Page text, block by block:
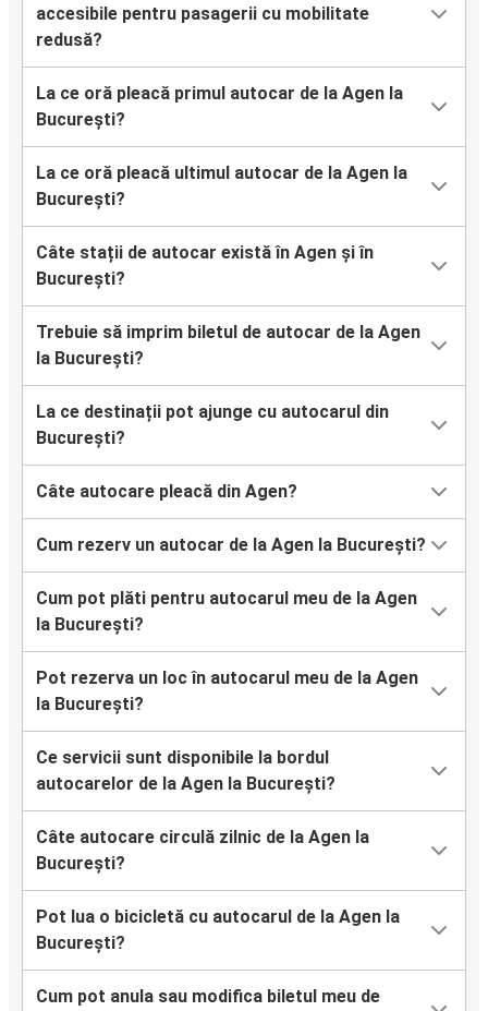
accesibile pentru pasagerii cu mobilitate
redusă?
La ce oră pleacă primul autocar de la Agen la
București?
La ce oră pleacă ultimul autocar de la Agen la
București?
Câte stații de autocar există în Agen și în
București?
Trebuie să imprim biletul de autocar de la Agen
la București?
La ce destinații pot ajunge cu autocarul din
București?
Câte autocare pleacă din Agen?
Cum rezerv un autocar de la Agen la București?
Cum pot plăti pentru autocarul meu de la Agen
la București?
Pot rezerva un loc în autocarul meu de la Agen
la București?
Ce servicii sunt disponibile la bordul
autocarelor de la Agen la București?
Câte autocare circulă zilnic de la Agen la
București?
Pot lua o bicicletă cu autocarul de la Agen la
București?
Cum pot anula sau modifica biletul meu de